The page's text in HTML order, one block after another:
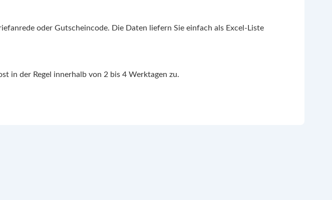
oder Gutscheincode. Die Daten liefern Sie einfach als Excel-Liste
in der Regel innerhalb von 2 bis 4 Werktagen zu.